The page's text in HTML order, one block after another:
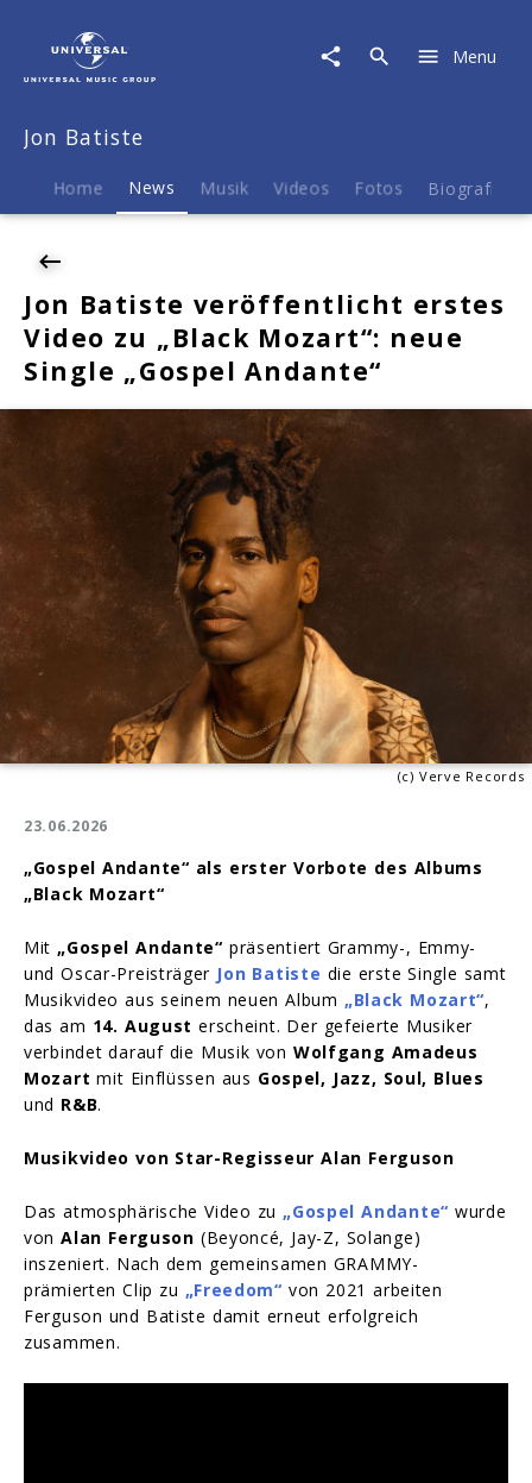
News
Jon
veröffentlicht
erstes
Mozart“:
neue
Single
„Gospel
Andante“
Menu
Jon Batiste
Home News Musik Videos Fotos Biografie
Jon Batiste veröffentlicht erstes
Video zu „Black Mozart“: neue
Single „Gospel Andante“
(c) Verve Records
23.06.2026
„Gospel Andante“ als erster Vorbote des Albums
„Black Mozart“
Mit„Gospel Andante“ präsentiert Grammy-, Emmy-
und Oscar-Preisträger Jon Batiste die erste Single samt
Musikvideo aus seinem neuen Album „Black Mozart“,
das am 14. August erscheint. Der gefeierte Musiker
verbindet darauf die Musik von Wolfgang Amadeus
Mozartmit Einflüssen aus Gospel, Jazz, Soul, Blues
und R&B.
Musikvideo von Star-Regisseur Alan Ferguson
Das atmosphärische Video zu „Gospel Andante“ wurde
vonAlan Ferguson (Beyoncé, Jay-Z, Solange)
inszeniert. Nach dem gemeinsamen GRAMMY-
prämierten Clip zu „Freedom“ von 2021 arbeiten
Ferguson und Batiste damit erneut erfolgreich
zusammen.